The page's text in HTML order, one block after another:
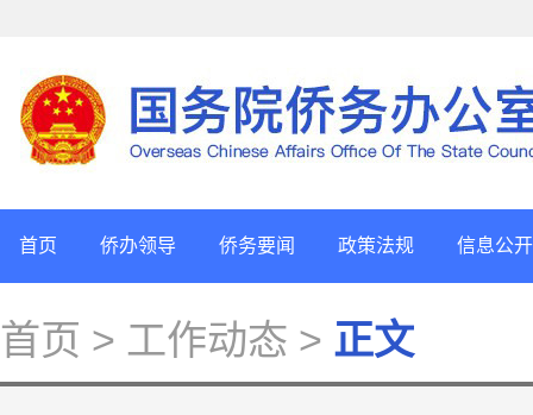
首页 侨办领导 侨务要闻 政策法规 信息公开
首页 > 工作动态 > 正文